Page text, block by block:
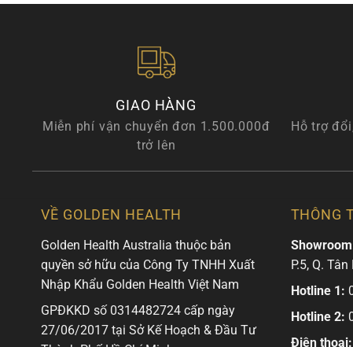
GIAO HÀNG
Miễn phí vận chuyển đơn 1.500.000đ
trở lên
Hỗ trợ
VỀ GOLDEN HEALTH
Golden Health Australia thuộc bản
quyền sở hữu của Công Ty TNHH Xuất
Nhập Khẩu Golden Health Việt Nam
GPĐKKD số 0314482724 cấp ngày
27/06/2017 tại Sở Kế Hoạch & Đầu Tư
THÔNG
P.5, Q.
Hotline 1:
Hotline 2:
Điện thoại: